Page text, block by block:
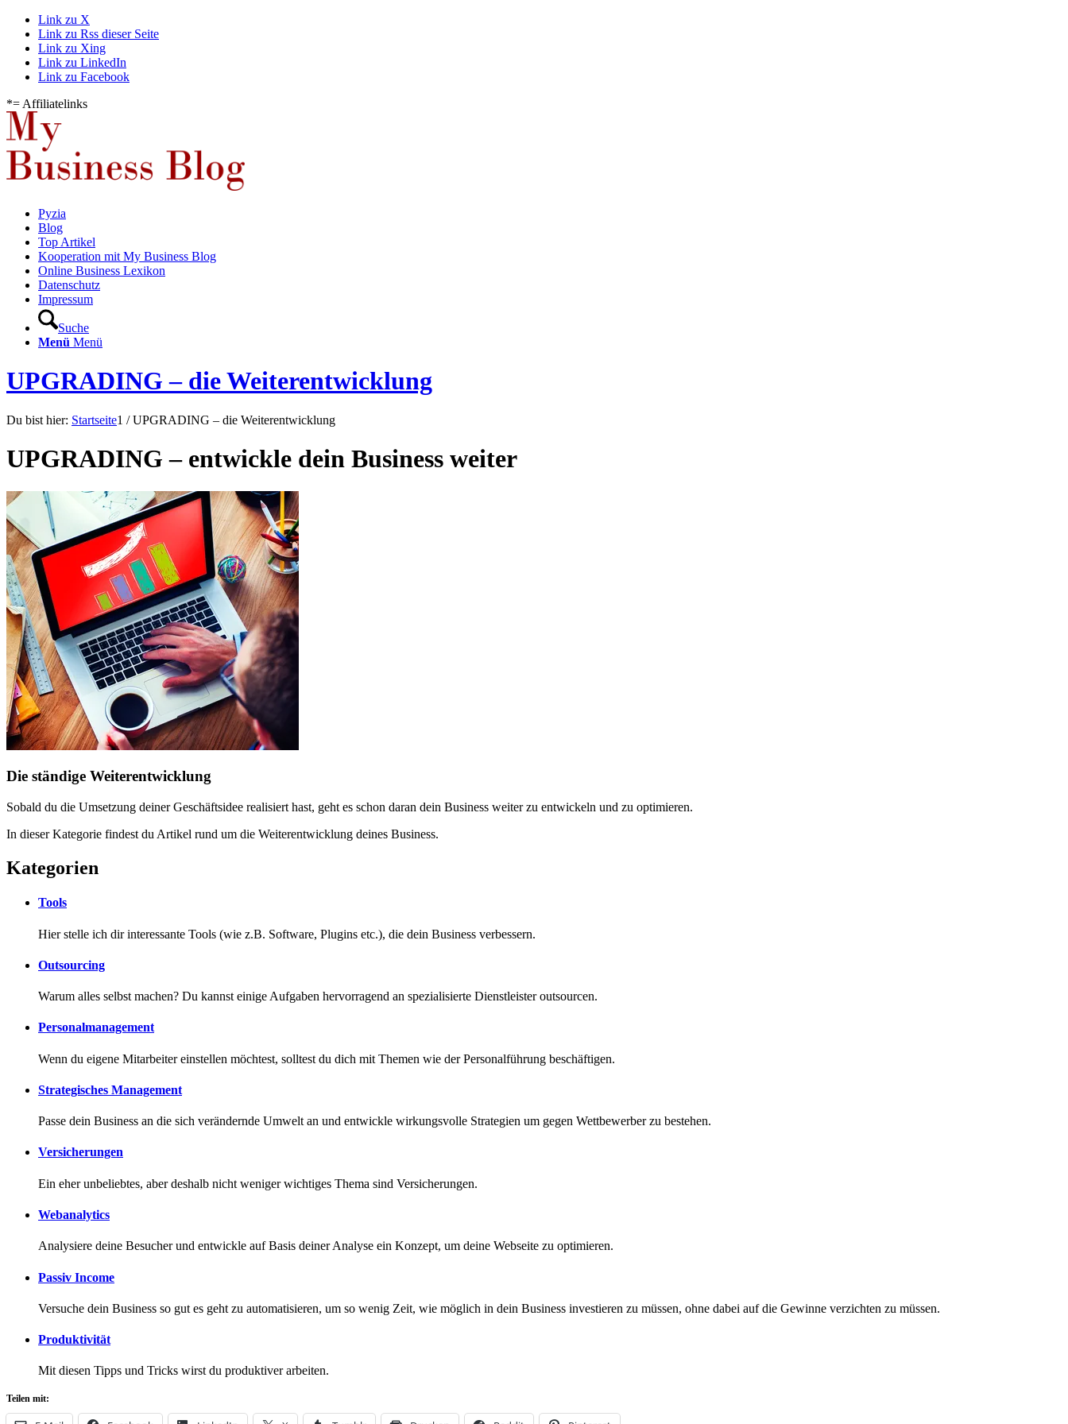
Link zu X
Link zu Rss dieser Seite
Link zu Xing
Link zu LinkedIn
Link zu Facebook
*= Affiliatelinks
Pyzia
Blog
Top Artikel
Kooperation mit My Business Blog
Online Business Lexikon
Datenschutz
Impressum
Suche
Menü Menü
UPGRADING – die Weiterentwicklung
Du bist hier: Startseite1 / UPGRADING – die Weiterentwicklung
UPGRADING – entwickle dein Business weiter
Die ständige Weiterentwicklung
Sobald du die Umsetzung deiner Geschäftsidee realisiert hast, geht es schon daran dein Business weiter zu entwickeln und zu optimieren.
In dieser Kategorie findest du Artikel rund um die Weiterentwicklung deines Business.
Kategorien
Tools
Hier stelle ich dir interessante Tools (wie z.B. Software, Plugins etc.), die dein Business verbessern.
Outsourcing
Warum alles selbst machen? Du kannst einige Aufgaben hervorragend an spezialisierte Dienstleister outsourcen.
Personalmanagement
Wenn du eigene Mitarbeiter einstellen möchtest, solltest du dich mit Themen wie der Personalführung beschäftigen.
Strategisches Management
Passe dein Business an die sich verändernde Umwelt an und entwickle wirkungsvolle Strategien um gegen Wettbewerber zu bestehen.
Versicherungen
Ein eher unbeliebtes, aber deshalb nicht weniger wichtiges Thema sind Versicherungen.
Webanalytics
Analysiere deine Besucher und entwickle auf Basis deiner Analyse ein Konzept, um deine Webseite zu optimieren.
Passiv Income
Versuche dein Business so gut es geht zu automatisieren, um so wenig Zeit, wie möglich in dein Business investieren zu müssen, ohne dabei auf die Gewinne verzichten zu müssen.
Produktivität
Mit diesen Tipps und Tricks wirst du produktiver arbeiten.
Teilen mit: